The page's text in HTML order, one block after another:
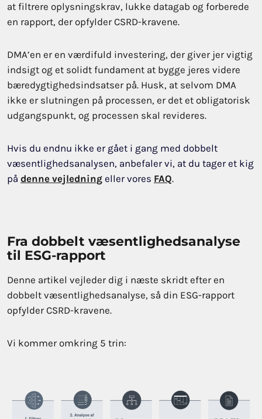
at filtrere oplysningskrav, lukke datagab og forberede
en rapport, der opfylder CSRD-kravene.
DMA’en er en værdifuld investering, der giver jer vigtig
indsigt og et solidt fundament at bygge jeres videre
bæredygtighedsindsatser på. Husk, at selvom DMA
ikke er slutningen på processen, er det et obligatorisk
udgangspunkt, og processen skal revideres.
Hvis du endnu ikke er gået i gang med dobbelt
væsentlighedsanalysen, anbefaler vi, at du tager et kig
på denne vejledning eller vores FAQ.
Fra dobbelt væsentlighedsanalyse
til ESG-rapport
Denne artikel vejleder dig i næste skridt efter en
dobbelt væsentlighedsanalyse, så din ESG-rapport
opfylder CSRD-kravene.
Vi kommer omkring 5 trin: